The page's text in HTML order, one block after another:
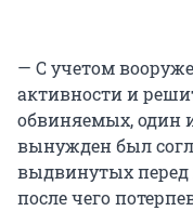
— С учетом
активности и
обвиняемых, один
вынужден был
выдвинутых
после чего